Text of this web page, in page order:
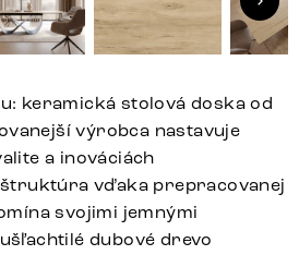
keramická stolová doska od
výrobca nastavuje
a inováciách
vďaka prepracovanej
svojimi jemnými
dubové drevo